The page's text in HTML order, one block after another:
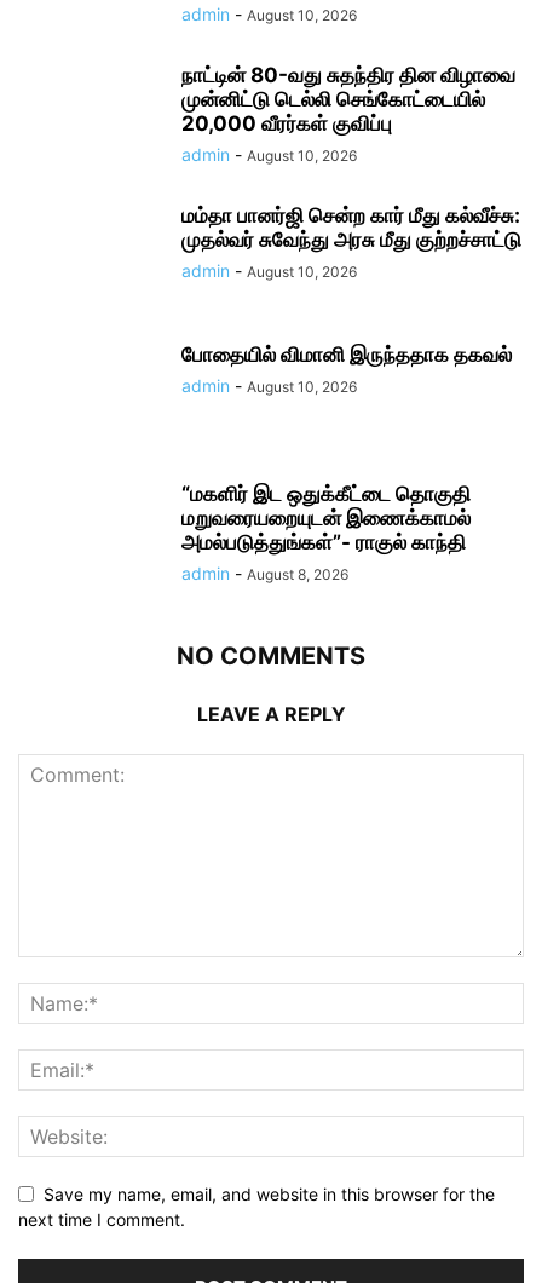
admin - August 10, 2026
நாட்டின் 80-வது சுதந்திர தின விழாவை
முன்னிட்டு டெல்லி செங்கோட்டையில்
20,000 வீரர்கள் குவிப்பு
admin - August 10, 2026
மம்தா பானர்ஜி சென்ற கார் மீது கல்வீச்சு:
முதல்வர் சுவேந்து அரசு மீது குற்றச்சாட்டு
admin - August 10, 2026
போதையில் விமானி இருந்ததாக தகவல்
admin - August 10, 2026
“மகளிர் இட ஒதுக்கீட்டை தொகுதி
மறுவரையறையுடன் இணைக்காமல்
அமல்படுத்துங்கள்”- ராகுல் காந்தி
admin - August 8, 2026
NO COMMENTS
LEAVE A REPLY
Save my name, email, and website in this browser for the
next time I comment.